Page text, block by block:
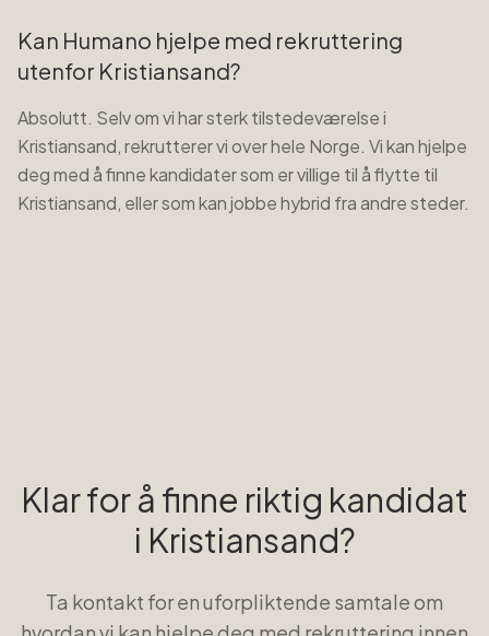
Kan Humano hjelpe med rekruttering
utenfor Kristiansand?
Absolutt. Selv om vi har sterk tilstedeværelse i
Kristiansand, rekrutterer vi over hele Norge. Vi kan hjelpe
deg med å finne kandidater som er villige til å flytte til
Kristiansand, eller som kan jobbe hybrid fra andre steder.
Klar for å finne riktig kandidat
i Kristiansand?
Ta kontakt for en uforpliktende samtale om